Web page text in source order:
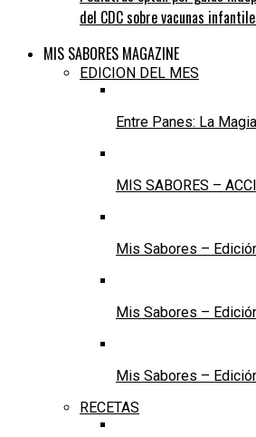
del CDC sobre vacunas
MIS SABORES MAGAZINE
EDICION DEL MES
Entre Panes: La
MIS SABORES –
Mis Sabores –
Mis Sabores –
Mis Sabores –
RECETAS